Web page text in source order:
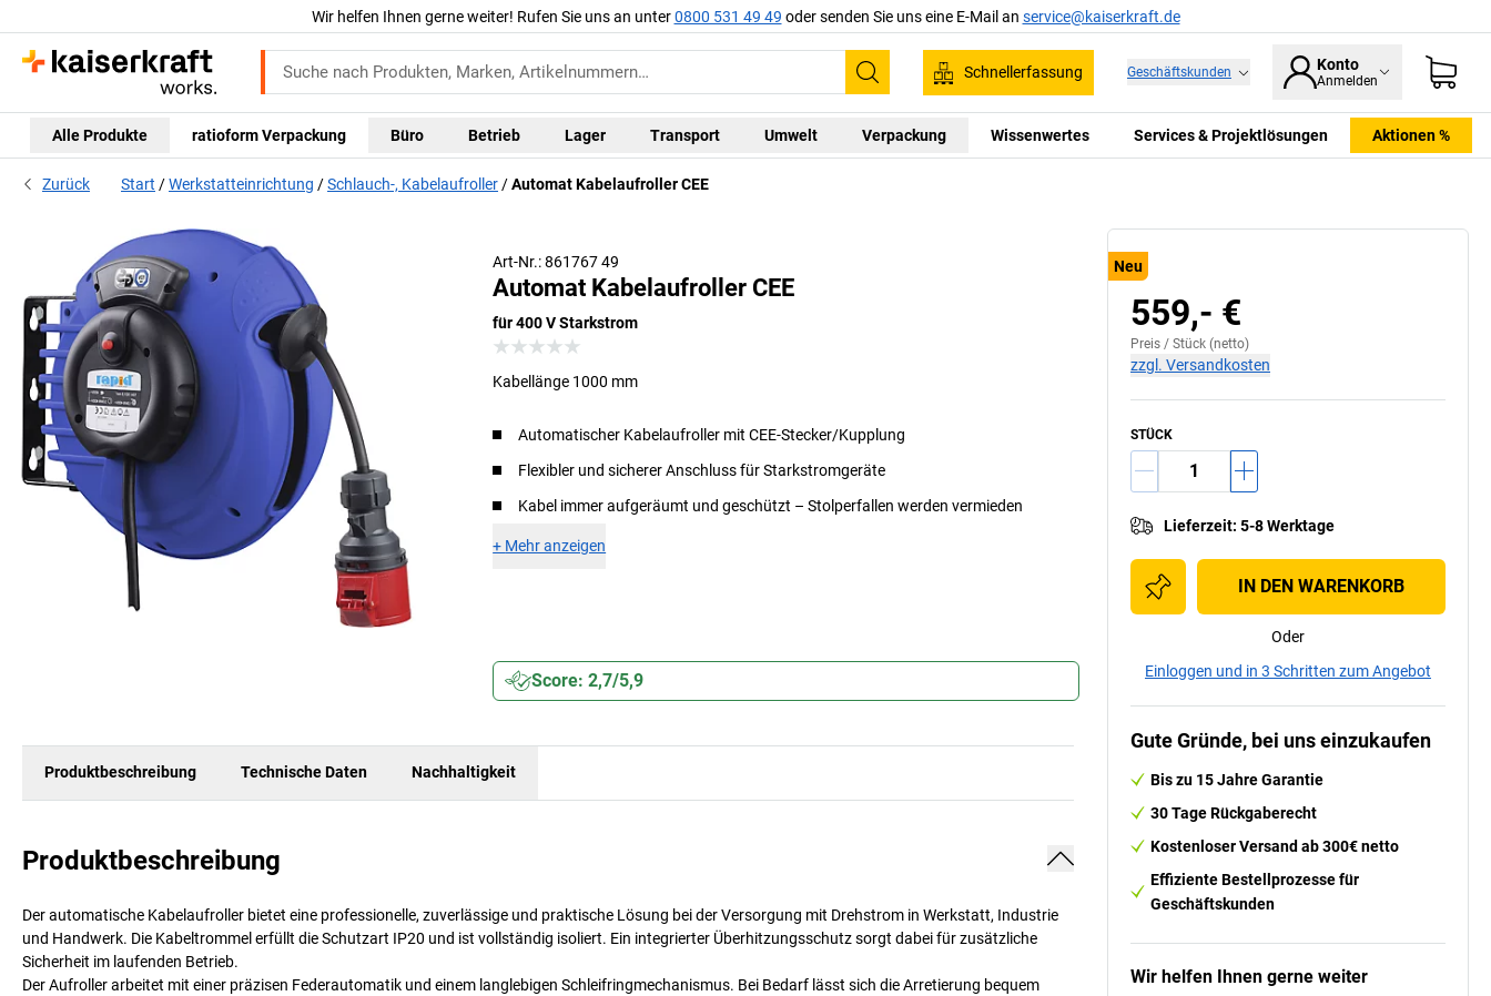
Wir helfen Ihnen gerne weiter! Rufen Sie uns an unter0800 531 49 49 oder senden Sie uns eine E-Mail an service@kaiserkraft.de
Suchen
Schnellerfassung Geschäftskunden Konto
Anmelden
Alle Produkte ratioform Verpackung Büro Betrieb Lager Transport Umwelt Verpackung Wissenwertes Services & Projektlösungen Aktionen %
Zurück Start Werkstatteinrichtung Schlauch-, Kabelaufroller Automat Kabelaufroller CEE
Art-Nr.: 861767 49
Automat Kabelaufroller CEE
für 400 V Starkstrom
Kabellänge 1000 mm
Automatischer Kabelaufroller mit CEE-Stecker/Kupplung
Flexibler und sicherer Anschluss für Starkstromgeräte
Kabel immer aufgeräumt und geschützt – Stolperfallen werden vermieden
+ Mehr anzeigen
Score: 2,7/5,9
Produktbeschreibung Technische Daten Nachhaltigkeit
Produktbeschreibung
Der automatische Kabelaufroller bietet eine professionelle, zuverlässige und praktische Lösung bei der Versorgung mit Drehstrom in Werkstatt, Industrie
und Handwerk. Die Kabeltrommel erfüllt die Schutzart IP20 und ist vollständig isoliert. Ein integrierter Überhitzungsschutz sorgt dabei für zusätzliche
Sicherheit im laufenden Betrieb.
Der Aufroller arbeitet mit einer präzisen Federautomatik und einem langlebigen Schleifringmechanismus. Bei Bedarf lässt sich die Arretierung bequem
Neu
559,- €
Preis / Stück (netto)
zzgl. Versandkosten
STÜCK
Lieferzeit: 5-8 Werktage
IN DEN WARENKORB
Oder
Einloggen und in 3 Schritten zum Angebot
Gute Gründe, bei uns einzukaufen
Bis zu 15 Jahre Garantie
30 Tage Rückgaberecht
Kostenloser Versand ab 300€ netto
Effiziente Bestellprozesse für
Geschäftskunden
Wir helfen Ihnen gerne weiter